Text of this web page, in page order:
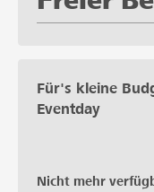
Für's kleine
Eventday
Nicht mehr